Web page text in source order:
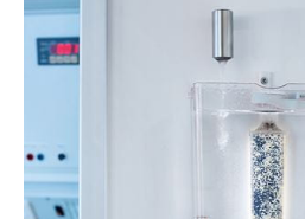
más
información